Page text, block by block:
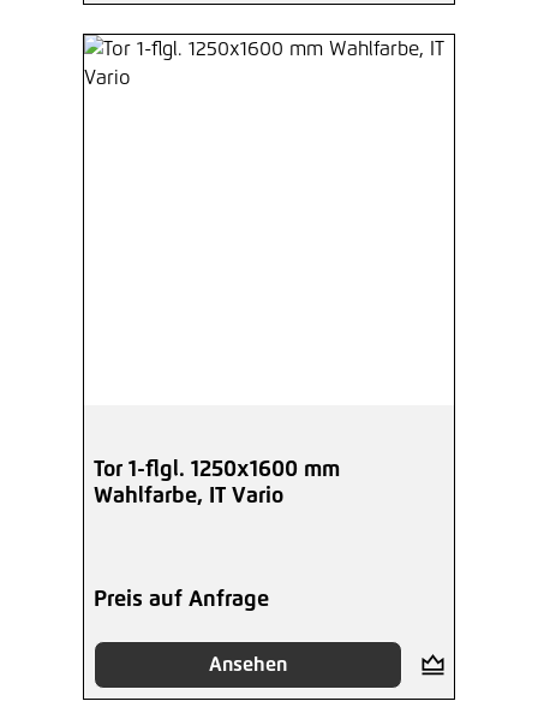
Tor 1-flgl. 1250x1600 mm
Wahlfarbe, IT Vario
Preis auf Anfrage
Ansehen